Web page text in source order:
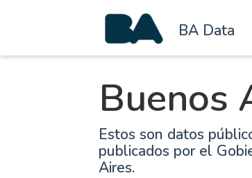
BA Data
Buenos
Estos son datos
publicados por el
Aires.